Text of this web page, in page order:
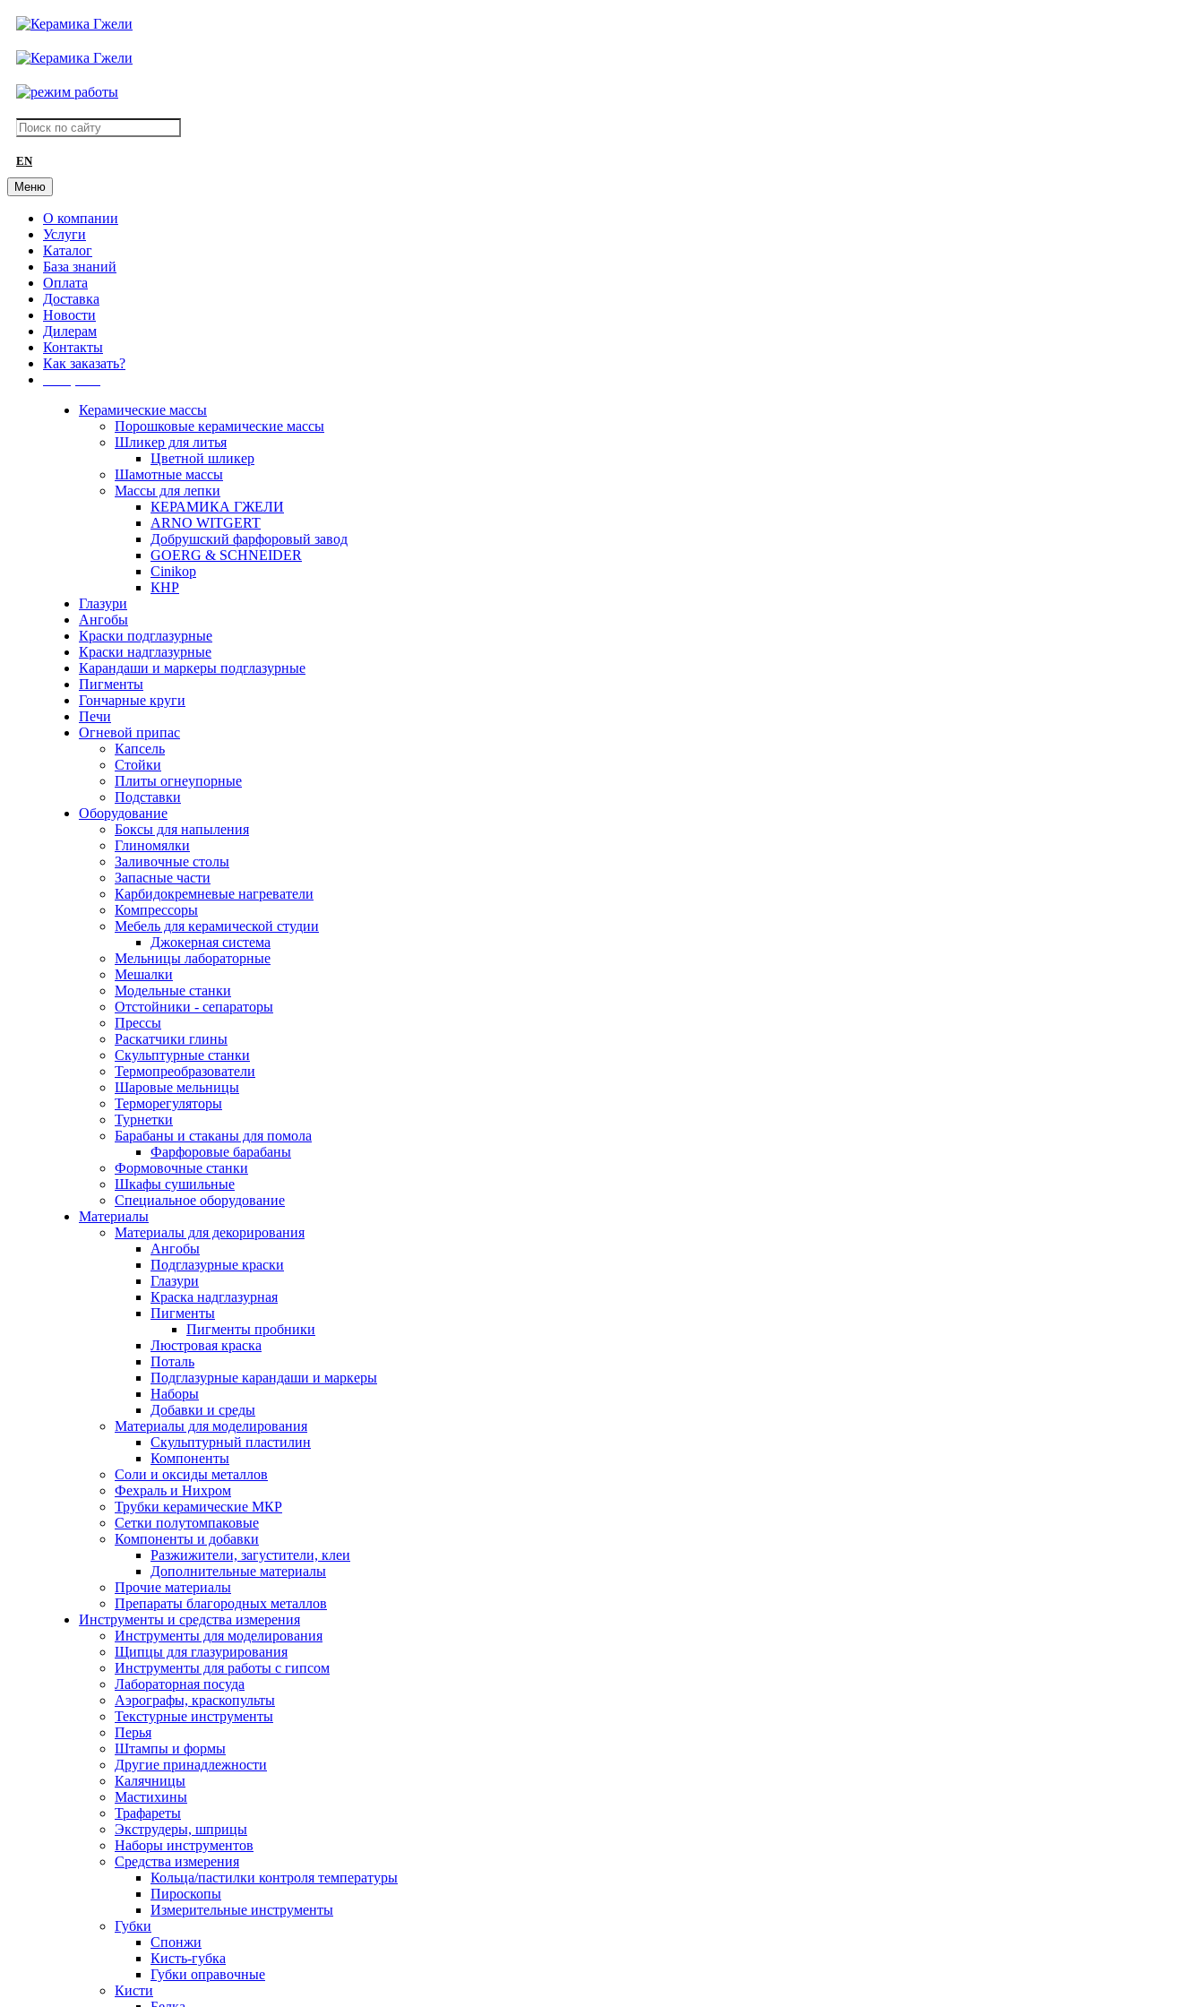
EN
Меню
О компании
Услуги
Каталог
База знаний
Оплата
Доставка
Новости
Дилерам
Контакты
Как заказать?
Керамические массы
Порошковые керамические массы
Шликер для литья
Цветной шликер
Шамотные массы
Массы для лепки
КЕРАМИКА ГЖЕЛИ
ARNO WITGERT
Добрушский фарфоровый завод
GOERG & SCHNEIDER
Cinikop
КНР
Глазури
Ангобы
Краски подглазурные
Краски надглазурные
Карандаши и маркеры подглазурные
Пигменты
Гончарные круги
Печи
Огневой припас
Капсель
Стойки
Плиты огнеупорные
Подставки
Оборудование
Боксы для напыления
Глиномялки
Заливочные столы
Запасные части
Карбидокремневые нагреватели
Компрессоры
Мебель для керамической студии
Джокерная система
Мельницы лабораторные
Мешалки
Модельные станки
Отстойники - сепараторы
Прессы
Раскатчики глины
Скульптурные станки
Термопреобразователи
Шаровые мельницы
Терморегуляторы
Турнетки
Барабаны и стаканы для помола
Фарфоровые барабаны
Формовочные станки
Шкафы сушильные
Специальное оборудование
Материалы
Материалы для декорирования
Ангобы
Подглазурные краски
Глазури
Краска надглазурная
Пигменты
Пигменты пробники
Люстровая краска
Поталь
Подглазурные карандаши и маркеры
Наборы
Добавки и среды
Материалы для моделирования
Скульптурный пластилин
Компоненты
Соли и оксиды металлов
Фехраль и Нихром
Трубки керамические МКР
Сетки полутомпаковые
Компоненты и добавки
Разжижители, загустители, клеи
Дополнительные материалы
Прочие материалы
Препараты благородных металлов
Инструменты и средства измерения
Инструменты для моделирования
Щипцы для глазурирования
Инструменты для работы с гипсом
Лабораторная посуда
Аэрографы, краскопульты
Текстурные инструменты
Перья
Штампы и формы
Другие принадлежности
Калячницы
Мастихины
Трафареты
Экструдеры, шприцы
Наборы инструментов
Средства измерения
Кольца/пастилки контроля температуры
Пироскопы
Измерительные инструменты
Губки
Спонжи
Кисть-губка
Губки оправочные
Кисти